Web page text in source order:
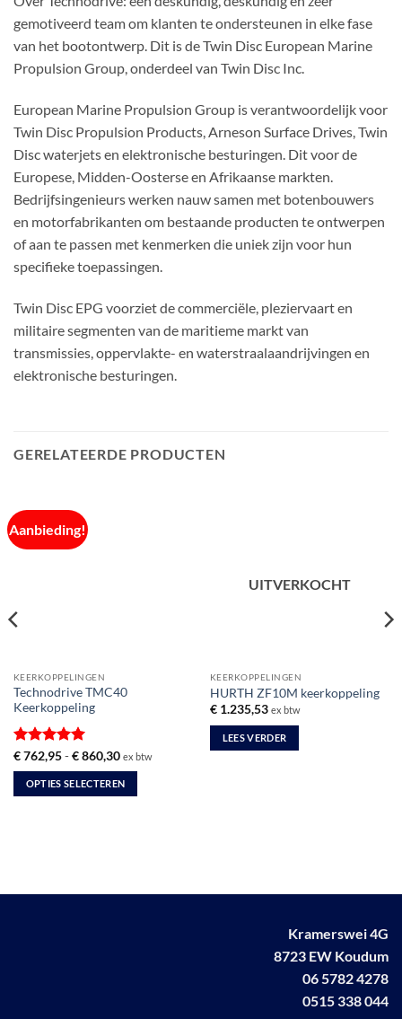
gemotiveerd team om klanten te ondersteunen in elke fase
van het bootontwerp. Dit is de Twin Disc European Marine
Propulsion Group, onderdeel van Twin Disc Inc.
European Marine Propulsion Group is verantwoordelijk voor
Twin Disc Propulsion Products, Arneson Surface Drives, Twin
Disc waterjets en elektronische besturingen. Dit voor de
Europese, Midden-Oosterse en Afrikaanse markten.
Bedrijfsingenieurs werken nauw samen met botenbouwers
en motorfabrikanten om bestaande producten te ontwerpen
of aan te passen met kenmerken die uniek zijn voor hun
specifieke toepassingen.
Twin Disc EPG voorziet de commerciële, pleziervaart en
militaire segmenten van de maritieme markt van
transmissies, oppervlakte- en waterstraalaandrijvingen en
elektronische besturingen.
GERELATEERDE PRODUCTEN
Aanbieding!
KEERKOPPELINGEN
Technodrive TMC40
Keerkoppeling
Gewaardeerd
5uit 5
€762,95 - €860,30Prijsklasse:
tot
€ 860,30
ex btw
OPTIES SELECTEREN
Deze
UITVERKOCHT
KEERKOPPELINGEN
HURTH ZF10M keerkoppeling
€1.235,53 ex btw
LEES VERDER
Kramerswei 4G
8723 EW Koudum
06 5782 4278
0515 338 044